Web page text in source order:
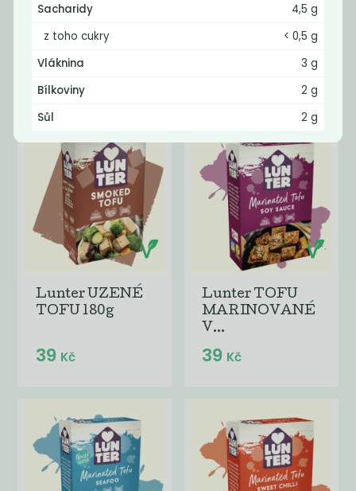
Lunter TOFU
MARINATED
SMOKY...
39
Lunter TOFU
NATURAL 180g
Lunter UZENÉ
TOFU 180g
39 Kč
Lunter TOFU
MARINOVANÉ
V...
39 Kč
Sacharidy
4,5 g
z toho cukry
< 0,5 g
Vláknina
3 g
Bílkoviny
2 g
Sůl
2 g